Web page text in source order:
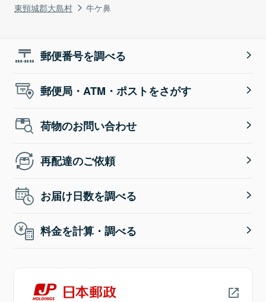
東頸城郡大島村
牛ケ鼻
郵便番号を調べる
郵便局・ATM・ポストをさがす
荷物のお問い合わせ
再配達のご依頼
お届け日数を調べる
料金を計算・調べる